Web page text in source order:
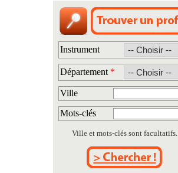
Instrument
Département *
Ville
Mots-clés
Ville et mots-clés sont facultatifs.